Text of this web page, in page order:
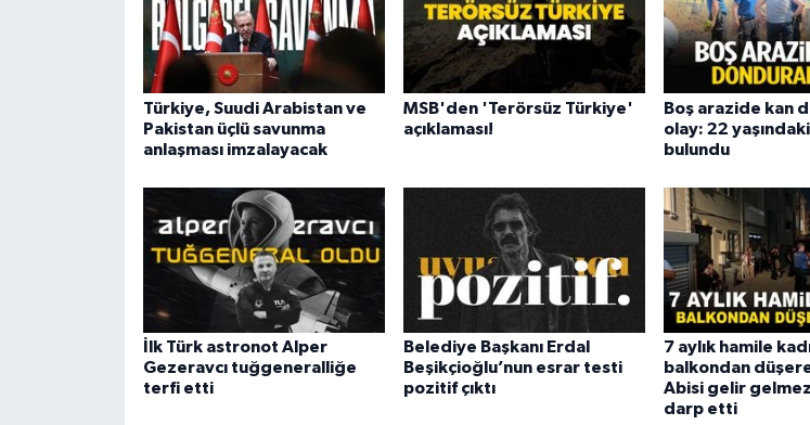
Türkiye, Suudi Arabistan ve
Pakistan üçlü savunma
anlaşması imzalayacak
MSB'den 'Terörsüz Türkiye'
açıklaması!
Boş arazide kan
olay: 22
bulundu
İlk Türk astronot Alper
Gezeravcı tuğgeneralliğe
terfi etti
Belediye Başkanı Erdal
Beşikçioğlu’nun esrar testi
pozitif çıktı
7 aylık hamile
balkondan
Abisi gelir gelmez
darp etti